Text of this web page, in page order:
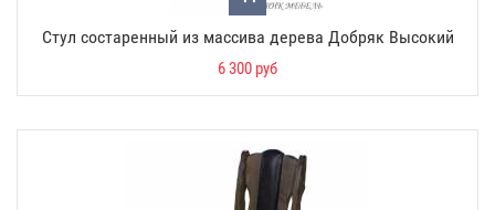
Стул состаренный из массива дерева Добряк Высокий
6 300 руб